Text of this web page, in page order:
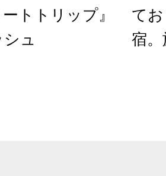
トトリップ』
ュ
て
宿